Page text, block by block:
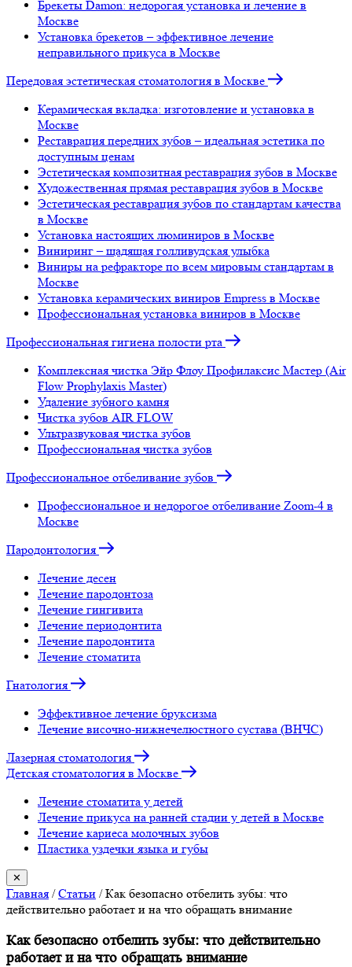
Брекеты Damon: недорогая установка и лечение в
Москве
Установка брекетов – эффективное лечение
неправильного прикуса в Москве
Передовая эстетическая стоматология в Москве
Керамическая вкладка: изготовление и установка в
Москве
Реставрация передних зубов – идеальная эстетика по
доступным ценам
Эстетическая композитная реставрация зубов в Москве
Художественная прямая реставрация зубов в Москве
Эстетическая реставрация зубов по стандартам качества
в Москве
Установка настоящих люминиров в Москве
Виниринг – щадящая голливудская улыбка
Виниры на рефракторе по всем мировым стандартам в
Москве
Установка керамических виниров Empress в Москве
Профессиональная установка виниров в Москве
Профессиональная гигиена полости рта
Комплексная чистка Эйр Флоу Профилаксис Мастер (Air
Flow Prophylaxis Master)
Удаление зубного камня
Чистка зубов AIR FLOW
Ультразвуковая чистка зубов
Профессиональная чистка зубов
Профессиональное отбеливание зубов
Профессиональное и недорогое отбеливание Zoom-4 в
Москве
Пародонтология
Лечение десен
Лечение пародонтоза
Лечение гингивита
Лечение периодонтита
Лечение пародонтита
Лечение стоматита
Гнатология
Эффективное лечение бруксизма
Лечение височно-нижнечелюстного сустава (ВНЧС)
Лазерная стоматология
Детская стоматология в Москве
Лечение стоматита у детей
Лечение прикуса на ранней стадии у детей в Москве
Лечение кариеса молочных зубов
Пластика уздечки языка и губы
✕
Главная / Статьи / Как безопасно отбелить зубы: что
действительно работает и на что обращать внимание
Как безопасно отбелить зубы: что действительно
работает и на что обращать внимание